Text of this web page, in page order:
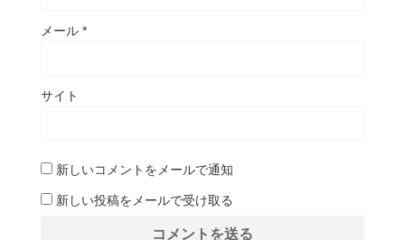
メール *
サイト
新しいコメントをメールで通知
新しい投稿をメールで受け取る